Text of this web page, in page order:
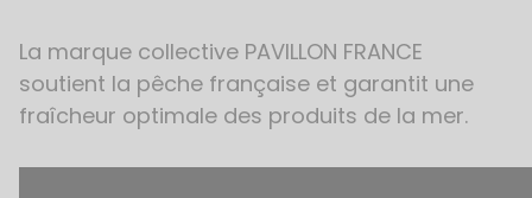
La marque collective PAVILLON FRANCE
soutient la pêche française et garantit une
fraîcheur optimale des produits de la mer.